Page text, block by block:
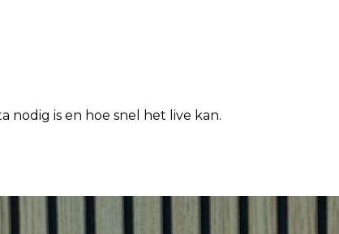
nodig is en hoe snel het live kan.